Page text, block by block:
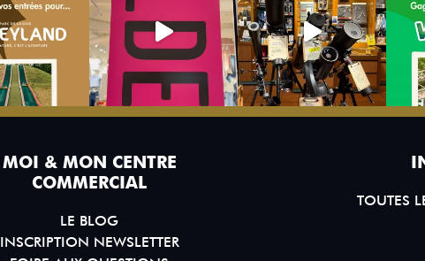
MOI & MON CENTRE
COMMERCIAL
LE BLOG
INSCRIPTION NEWSLETTER
TOUTES